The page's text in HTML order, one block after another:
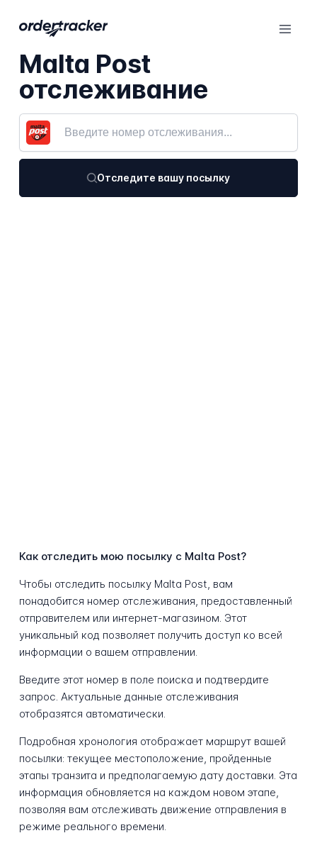
Malta Post
отслеживание
Отследите вашу посылку
Как отследить мою посылку с Malta Post?
Чтобы отследить посылку Malta Post, вам
понадобится номер отслеживания, предоставленный
отправителем или интернет-магазином. Этот
уникальный код позволяет получить доступ ко всей
информации о вашем отправлении.
Введите этот номер в поле поиска и подтвердите
запрос. Актуальные данные отслеживания
отобразятся автоматически.
Подробная хронология отображает маршрут вашей
посылки: текущее местоположение, пройденные
этапы транзита и предполагаемую дату доставки. Эта
информация обновляется на каждом новом этапе,
позволяя вам отслеживать движение отправления в
режиме реального времени.